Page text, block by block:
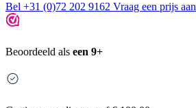
Bel +31 (0)72 202 9162 Vraag een prijs aan
Beoordeeld als een 9+